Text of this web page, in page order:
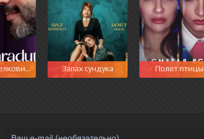
Запах сундука Полет птицы